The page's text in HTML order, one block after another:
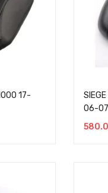
17-
06-07